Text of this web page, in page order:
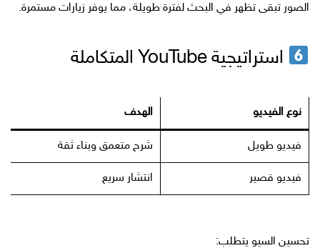
الصور تبقى تظهر في البحث لفترة طويلة، مما يوفر زيارات مستمرة.
استراتيجية YouTube المتكاملة
نوع الفيديو الهدف
فيديو طويل شرح متعمق وبناء ثقة
فيديو قصير انتشار سريع
تحسين السيو يتطلب: